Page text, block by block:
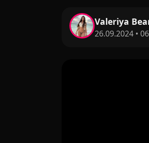
Valeriya
26.09.2024 •